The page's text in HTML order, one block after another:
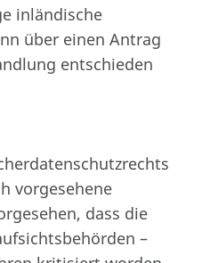
inländische
über einen Antrag
entschieden
vorgesehene
dass die
–